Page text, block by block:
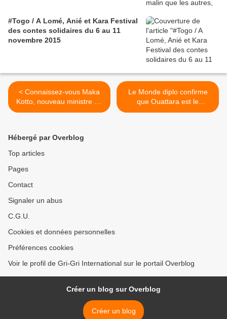
#Togo / A Lomé, Anié et Kara Festival
des contes solidaires du 6 au 11
novembre 2015
< Connaissez-vous Maka
Kotto, nouveau ministre au
Québec ?
Le Monde diplo confirme
que Ouattara est le
président des Burkinabés
Hébergé par Overblog
Top articles
Pages
Contact
Signaler un abus
C.G.U.
Cookies et données personnelles
Préférences cookies
Voir le profil de Gri-Gri International sur le portail Overblog
Créer un blog sur Overblog
Créer un blog